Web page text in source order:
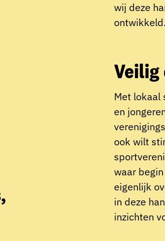
wij deze
ontwikkeld.
Met lokaal
en
ook wilt
waar
eigenlijk
in deze
inzichten